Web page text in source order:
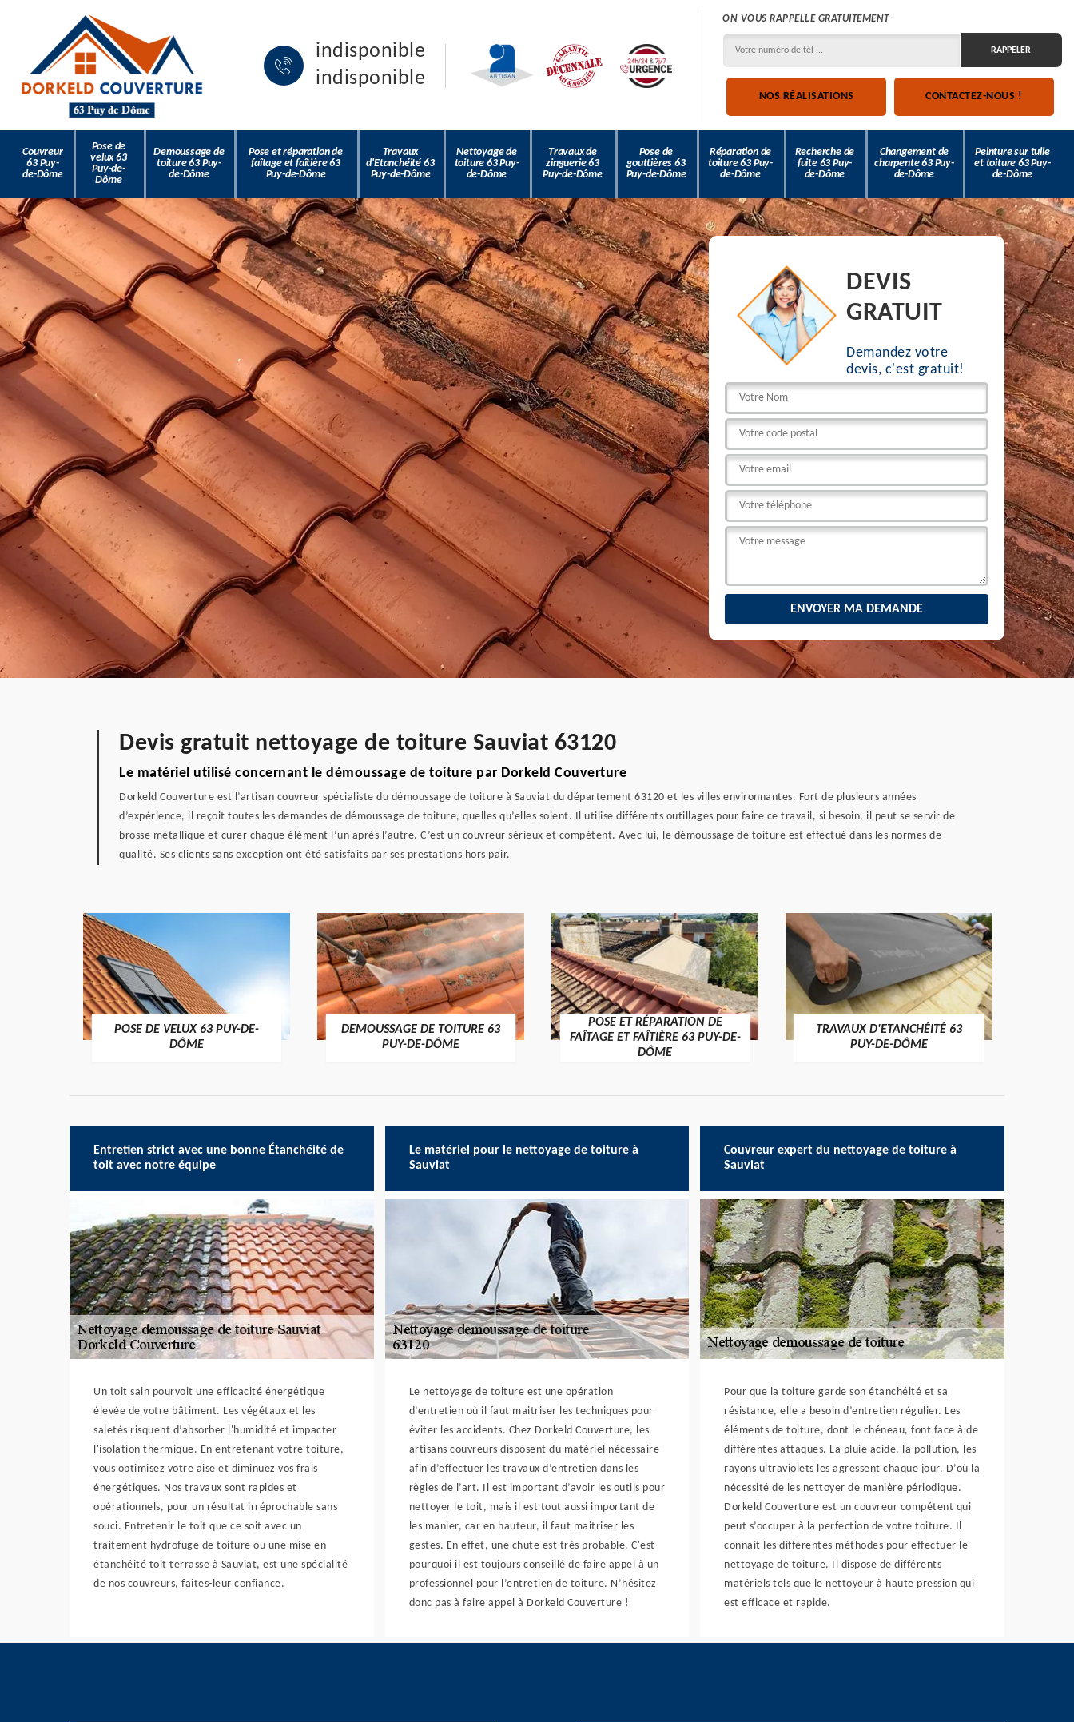
indisponible
indisponible
ON VOUS RAPPELLE GRATUITEMENT
NOS RÉALISATIONS CONTACTEZ-NOUS !
Couvreur
63 Puy-
de-Dôme
Pose de
velux 63
Puy-de-
Dôme
Demoussage de
toiture 63 Puy-
de-Dôme
Pose et réparation de
faîtage et faîtière 63
Puy-de-Dôme
Travaux
d'Etanchéité 63
Puy-de-Dôme
Nettoyage de
toiture 63 Puy-
de-Dôme
Travaux de
zinguerie 63
Puy-de-Dôme
Pose de
gouttières 63
Puy-de-Dôme
Réparation de
toiture 63 Puy-
de-Dôme
Recherche de
fuite 63 Puy-
de-Dôme
Changement de
charpente 63 Puy-
de-Dôme
Peinture sur tuile
et toiture 63 Puy-
de-Dôme
DEVIS
GRATUIT
Demandez votre
devis, c'est gratuit!
Devis gratuit nettoyage de toiture Sauviat 63120
Le matériel utilisé concernant le démoussage de toiture par Dorkeld Couverture
Dorkeld Couverture est l’artisan couvreur spécialiste du démoussage de toiture à Sauviat du département 63120 et les villes environnantes. Fort de plusieurs années
d’expérience, il reçoit toutes les demandes de démoussage de toiture, quelles qu’elles soient. Il utilise différents outillages pour faire ce travail, si besoin, il peut se servir de
brosse métallique et curer chaque élément l’un après l’autre. C’est un couvreur sérieux et compétent. Avec lui, le démoussage de toiture est effectué dans les normes de
qualité. Ses clients sans exception ont été satisfaits par ses prestations hors pair.
POSE DE VELUX 63 PUY-DE-
DÔME
DEMOUSSAGE DE TOITURE 63
PUY-DE-DÔME
POSE ET RÉPARATION DE
FAÎTAGE ET FAÎTIÈRE 63 PUY-DE-
DÔME
TRAVAUX D'ETANCHÉITÉ 63
PUY-DE-DÔME
Entretien strict avec une bonne Étanchéité de
toit avec notre équipe
Un toit sain pourvoit une efficacité énergétique
élevée de votre bâtiment. Les végétaux et les
saletés risquent d’absorber l'humidité et impacter
l'isolation thermique. En entretenant votre toiture,
vous optimisez votre aise et diminuez vos frais
énergétiques. Nos travaux sont rapides et
opérationnels, pour un résultat irréprochable sans
souci. Entretenir le toit que ce soit avec un
traitement hydrofuge de toiture ou une mise en
étanchéité toit terrasse à Sauviat, est une spécialité
de nos couvreurs, faites-leur confiance.
Le matériel pour le nettoyage de toiture à
Sauviat
Le nettoyage de toiture est une opération
d’entretien où il faut maitriser les techniques pour
éviter les accidents. Chez Dorkeld Couverture, les
artisans couvreurs disposent du matériel nécessaire
afin d’effectuer les travaux d’entretien dans les
règles de l’art. Il est important d’avoir les outils pour
nettoyer le toit, mais il est tout aussi important de
les manier, car en hauteur, il faut maitriser les
gestes. En effet, une chute est très probable. C'est
pourquoi il est toujours conseillé de faire appel à un
professionnel pour l’entretien de toiture. N’hésitez
donc pas à faire appel à Dorkeld Couverture !
Couvreur expert du nettoyage de toiture à
Sauviat
Pour que la toiture garde son étanchéité et sa
résistance, elle a besoin d’entretien régulier. Les
éléments de toiture, dont le chéneau, font face à de
différentes attaques. La pluie acide, la pollution, les
rayons ultraviolets les agressent chaque jour. D’où la
nécessité de les nettoyer de manière périodique.
Dorkeld Couverture est un couvreur compétent qui
peut s’occuper à la perfection de votre toiture. Il
connait les différentes méthodes pour effectuer le
nettoyage de toiture. Il dispose de différents
matériels tels que le nettoyeur à haute pression qui
est efficace et rapide.